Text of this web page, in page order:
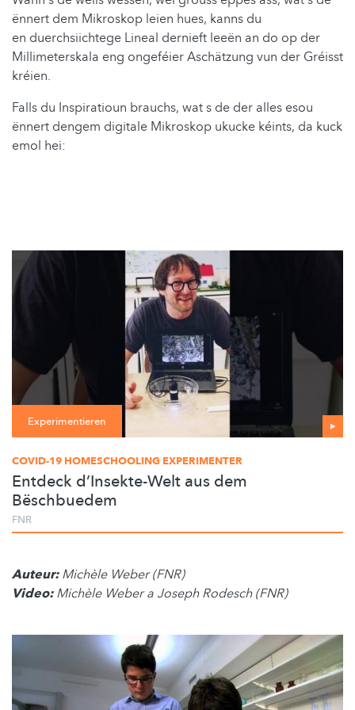
ënnert dem Mikroskop leien hues, kanns du
en duerchsiichtege Lineal dernieft leeën an do op der
Millimeterskala eng ongeféier Aschätzung vun der Gréisst
kréien.
Falls du Inspiratioun brauchs, wat s de der alles esou
ënnert dengem digitale Mikroskop ukucke kéints, da kuck
emol hei:
Experimentieren
COVID-19 HOMESCHOOLING EXPERIMENTER
Entdeck d’Insekte-Welt aus dem
Bëschbuedem
FNR
Auteur:Michèle Weber (FNR)
Video:Michèle Weber a Joseph Rodesch (FNR)